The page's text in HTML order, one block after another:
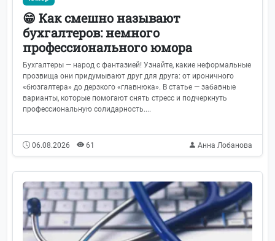
😁 Как смешно называют
бухгалтеров: немного
профессионального юмора
Бухгалтеры — народ с фантазией! Узнайте, какие неформальные
прозвища они придумывают друг для друга: от ироничного
«бюзгалтера» до дерзкого «главнюка». В статье — забавные
варианты, которые помогают снять стресс и подчеркнуть
профессиональную солидарность....
06.08.2026 61 Анна Лобанова